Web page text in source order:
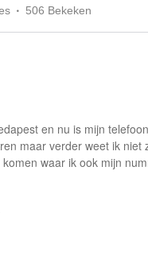
506 Bekeken
en nu is mijn
maar verder weet ik
waar ik ook mijn